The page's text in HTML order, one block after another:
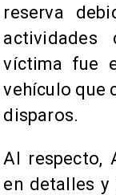
reserva
actividades
víctima fue
vehículo que
disparos.
Al respecto,
en detalles y